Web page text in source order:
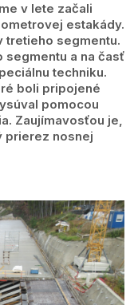
v lete začali
estakády.
tretieho segmentu.
segmentu a na časť
techniku.
boli pripojené
pomocou
Zaujímavosťou je,
prierez nosnej